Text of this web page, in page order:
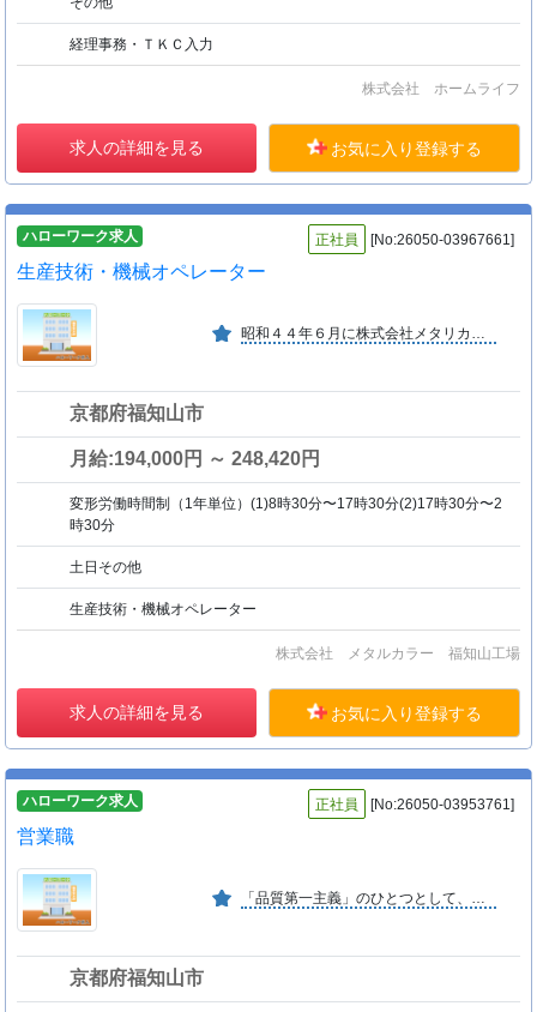
経理事務・ＴＫＣ入力
株式会社 ホームライフ
求人の詳細を見る お気に入り登録する
ハローワーク求人 正社員 [No:26050-03967661]
生産技術・機械オペレーター
昭和４４年６月に株式会社メタリカとして創業開始以来、医薬品用包装材料を製造して大手製薬メーカーからの信用は厚い。グループ合理化に伴い株式会社メタルカラーと平成１４年合併に至る。
京都府福知山市
月給:194,000円 ～ 248,420円
変形労働時間制（1年単位）(1)8時30分〜17時30分(2)17時30分〜2
時30分
土日その他
生産技術・機械オペレーター
株式会社 メタルカラー 福知山工場
求人の詳細を見る お気に入り登録する
ハローワーク求人 正社員 [No:26050-03953761]
営業職
「品質第一主義」のひとつとして、第三者機関による現場検証を全棟実施しております。当社は国交省指定機関の「庇護保険」に加入し、お客様のご安心・ご満足を基本にしております。
京都府福知山市